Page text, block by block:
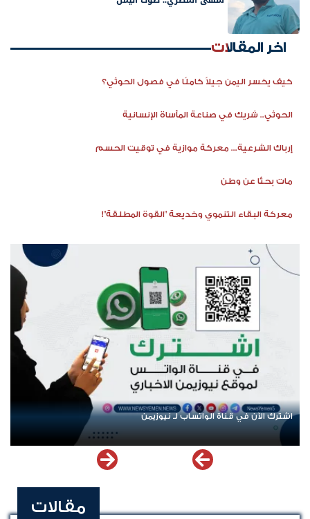
اخر المقالات
كيف يخسر اليمن جيلاً كاملًا في فصول الحوثي؟
الحوثي.. شريك في صناعة المأساة الإنسانية
إرباك الشرعية... معركة موازية في توقيت الحسم
مات بحثًا عن وطن
معركة البقاء التنموي وخديعة "القوة المطلقة"!
اشترك الآن في قناة الواتساب لـ نيوزيمن
مقالات